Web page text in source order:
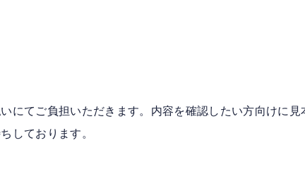
にてご負担いただきます。内容を確認したい方向けに見
しております。